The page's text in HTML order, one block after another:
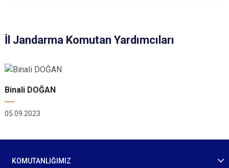
İl Jandarma Komutan Yardımcıları
Binali DOĞAN
05.09.2023
KOMUTANLIĞIMIZ